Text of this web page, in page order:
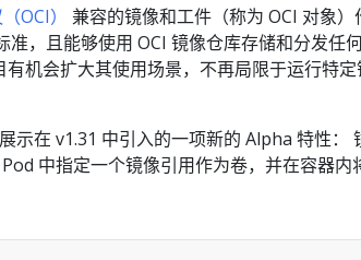
OCI）
兼容的镜像和工件（称为 OCI 对象）
，且能够使用 OCI 镜像仓库存储和分发任
机会扩大其使用场景，不再局限于运行特定
示在 v1.31 中引入的一项新的 Alpha 特性：
中指定一个镜像引用作为卷，并在容器内